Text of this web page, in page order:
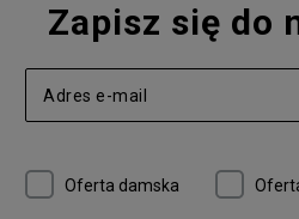
Zapisz się do
Oferta damska